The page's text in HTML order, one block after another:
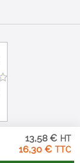
16,30 €
13,58 €